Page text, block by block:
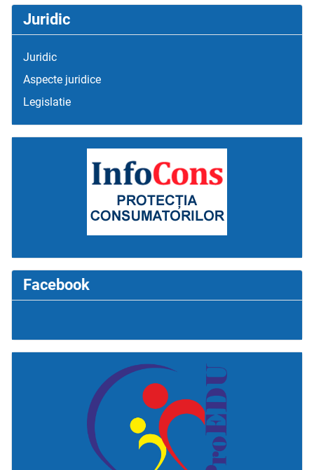
Juridic
Juridic
Aspecte juridice
Legislatie
Facebook